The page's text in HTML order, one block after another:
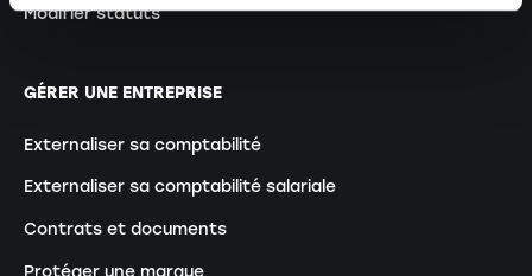
Modifier statuts
GÉRER UNE ENTREPRISE
Externaliser sa comptabilité
Externaliser sa comptabilité salariale
Contrats et documents
Protéger une marque